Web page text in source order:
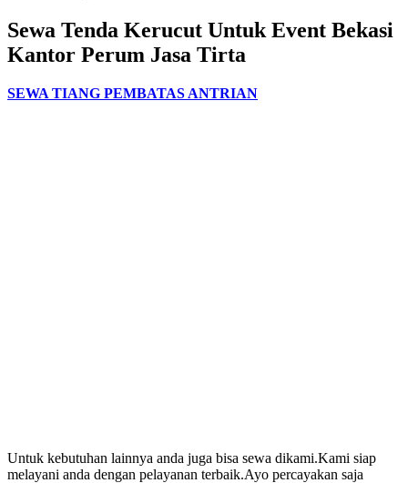
Sewa Tenda Kerucut Untuk Event Bekasi
Kantor Perum Jasa Tirta
SEWA TIANG PEMBATAS ANTRIAN
Untuk kebutuhan lainnya anda juga bisa sewa dikami.Kami siap
melayani anda dengan pelayanan terbaik.Ayo percayakan saja